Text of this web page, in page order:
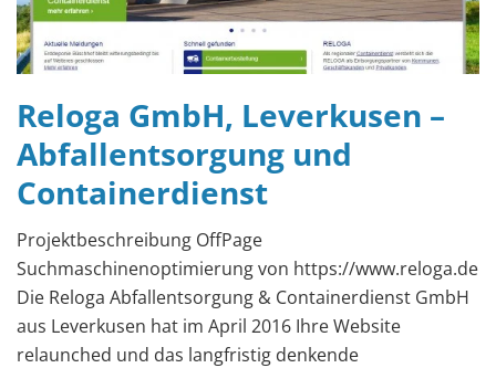
Reloga GmbH, Leverkusen –
Abfallentsorgung und
Containerdienst
Projektbeschreibung OffPage
Suchmaschinenoptimierung von https://www.reloga.de
Die Reloga Abfallentsorgung & Containerdienst GmbH
aus Leverkusen hat im April 2016 Ihre Website
relaunched und das langfristig denkende